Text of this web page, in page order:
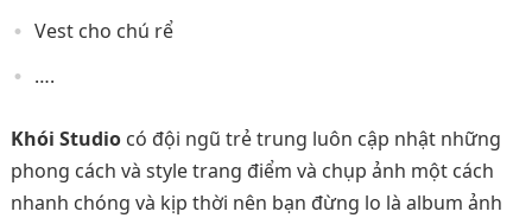
Vest cho chú rể
….
Khói Studiocó đội ngũ trẻ trung luôn cập nhật những
phong cách và style trang điểm và chụp ảnh một cách
nhanh chóng và kịp thời nên bạn đừng lo là album ảnh